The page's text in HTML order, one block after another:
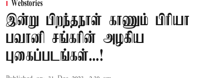
Webstories
இன்று பிறந்தநாள் காணும் பிரியா
பவானி சங்கரின் அழகிய
புகைப்படங்கள்...!